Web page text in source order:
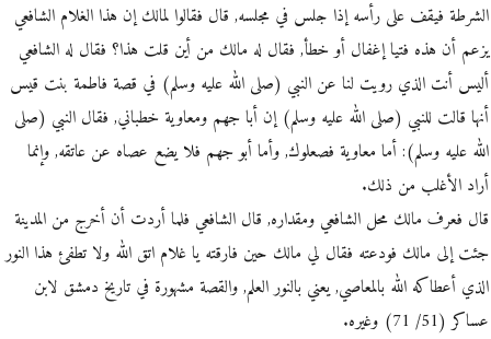
الشرطة فيقف على رأسه إذا جلس في مجلسه, قال فقالوا لمالك إن هذا الغلام الشافعي
يزعم أن هذه فتيا إغفال أو خطأ, فقال له مالك من أين قلت هذا؟ فقال له الشافعي
أليس أنت الذي رويت لنا عن النبي (صلى الله عليه وسلم) في قصة فاطمة بنت قيس
أنها قالت للنبي (صلى الله عليه وسلم) إن أبا جهم ومعاوية خطباني, فقال النبي (صلى
الله عليه وسلم): أما معاوية فصعلوك, وأما أبو جهم فلا يضع عصاه عن عاتقه, وإنما
أراد الأغلب من ذلك.
قال فعرف مالك محل الشافعي ومقداره, قال الشافعي فلما أردت أن أخرج من المدينة
جئت إلى مالك فودعته فقال لي مالك حين فارقته يا غلام اتق الله ولا تطفئ هذا النور
الذي أعطاكه الله بالمعاصي, يعني بالنور العلم, والقصة مشهورة في تاريخ دمشق لابن
عساكر (51/ 71) وغيره.